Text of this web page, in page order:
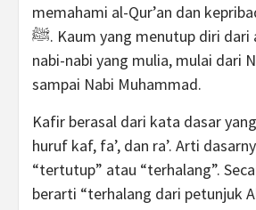
memahami al-Qur’an dan
ﷺ. Kaum yang menutup diri dari ajaran deretan
nabi-nabi yang mulia, mulai dari
sampai Nabi Muhammad.
Kafir berasal dari kata dasar
huruf kaf, fa’, dan ra’. Arti
“tertutup” atau “terhalang”.
berarti “terhalang dari petunjuk